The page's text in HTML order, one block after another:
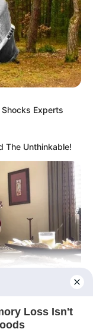
Experts
The Unthinkable!
Beyonce Song